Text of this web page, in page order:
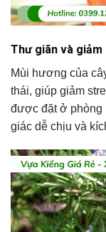
Thư giãn và giảm
Mùi hương của
thái, giúp giảm
được đặt ở phòng
giác dễ chịu và